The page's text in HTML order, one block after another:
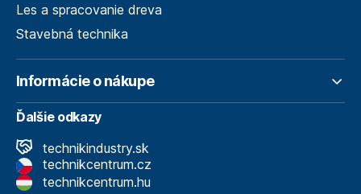
Les a spracovanie dreva
Stavebná technika
Informácie o nákupe
Ďalšie odkazy
technikindustry.sk
technikcentrum.cz
technikcentrum.hu